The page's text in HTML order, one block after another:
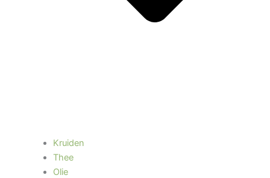
Kruiden
Thee
Olie